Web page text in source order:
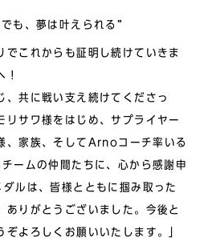
も、夢は叶えられる”
でこれからも証明し続けていきま
！
、共に戦い支え続けてくださっ
リサワ様をはじめ、サプライヤー
、家族、そしてArnoコーチ率いる
ームの仲間たちに、心から感謝申
ルは、皆様とともに掴み取った
ありがとうございました。今後と
ぞよろしくお願いいたします。」